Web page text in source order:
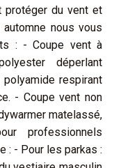
protéger du vent et
nous vous
: - Coupe vent à
déperlant
respirant
- Coupe vent non
matelassé,
professionnels
: - Pour les parkas :